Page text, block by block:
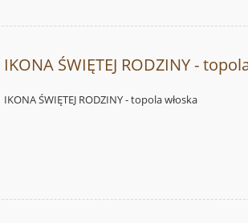
IKONA ŚWIĘTEJ RODZINY -
IKONA ŚWIĘTEJ RODZINY - topola włoska